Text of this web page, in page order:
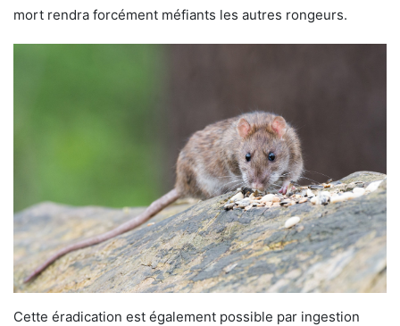
mort rendra forcément méfiants les autres rongeurs.
Cette éradication est également possible par ingestion